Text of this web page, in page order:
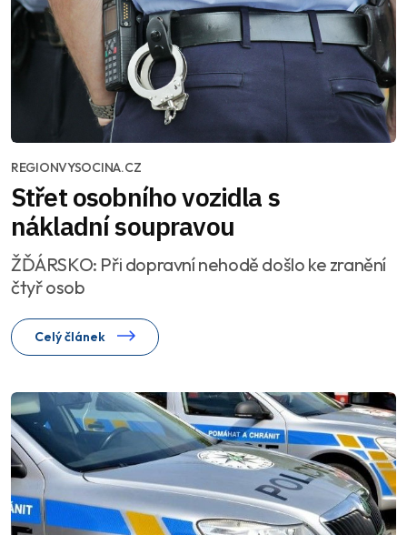
REGIONVYSOCINA.CZ
Střet osobního vozidla s
nákladní soupravou
ŽĎÁRSKO: Při dopravní nehodě došlo ke zranění
čtyř osob
Celý článek